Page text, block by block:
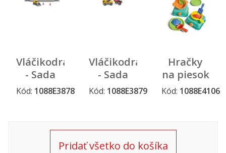
Vláčikodráha
- Sada
Konštrukčný
Pripravujeme
Kód: 1088E3878
Vláčikodráha
- Sada
Servis a
Pripravujeme
Kód: 1088E3879
Hračky
na piesok
- Sada
Pripravujeme
Kód: 1088E4106
Pridať všetko do košíka